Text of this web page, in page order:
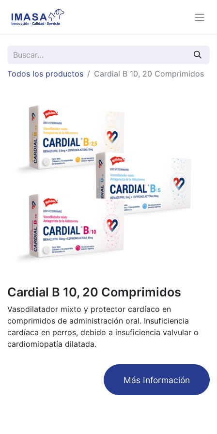
Todos los productos Cardial B 10, 20 Comprimidos
Cardial B 10, 20 Comprimidos
Vasodilatador mixto y protector cardíaco en
comprimidos de administración oral. Insuficiencia
cardíaca en perros, debido a insuficiencia valvular o
cardiomiopatía dilatada.
​Más Información